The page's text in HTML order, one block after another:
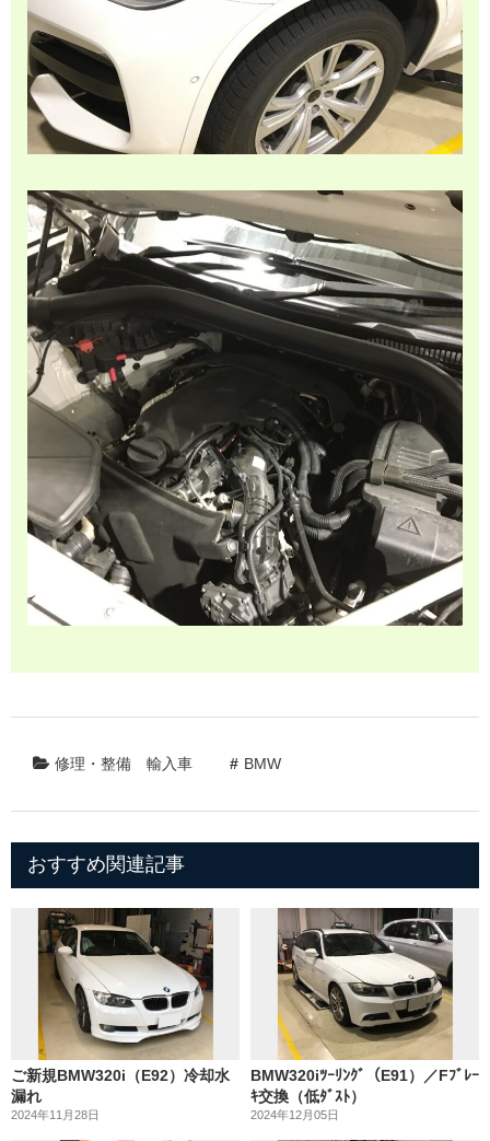
修理・整備 輸入車 BMW
おすすめ関連記事
ご新規BMW320i（E92）冷却水
漏れ
2024年11月28日
BMW320iﾂｰﾘﾝｸﾞ（E91）／Fﾌﾞﾚｰ
ｷ交換（低ﾀﾞｽﾄ）
2024年12月05日